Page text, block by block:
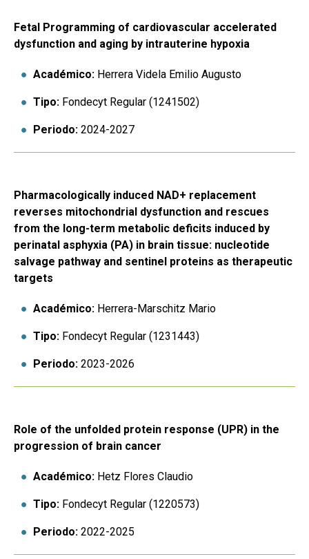
Fetal Programming of cardiovascular accelerated
dysfunction and aging by intrauterine hypoxia
Académico: Herrera Videla Emilio Augusto
Tipo: Fondecyt Regular (1241502)
Periodo: 2024-2027
Pharmacologically induced NAD+ replacement
reverses mitochondrial dysfunction and rescues
from the long-term metabolic deficits induced by
perinatal asphyxia (PA) in brain tissue: nucleotide
salvage pathway and sentinel proteins as therapeutic
targets
Académico: Herrera-Marschitz Mario
Tipo: Fondecyt Regular (1231443)
Periodo: 2023-2026
Role of the unfolded protein response (UPR) in the
progression of brain cancer
Académico: Hetz Flores Claudio
Tipo: Fondecyt Regular (1220573)
Periodo: 2022-2025